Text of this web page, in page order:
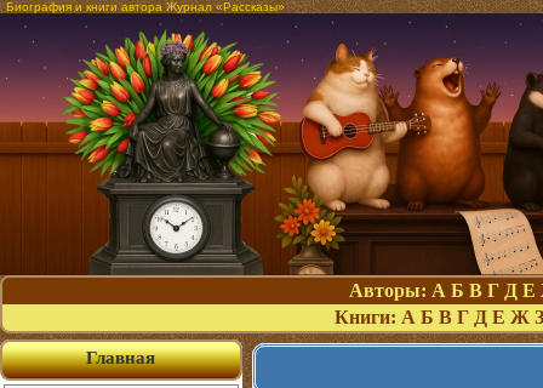
Биография и книги автора Журнал «Рассказы»
Авторы: А Б В Г Д Е
Книги: А Б В Г Д Е Ж З
Главная